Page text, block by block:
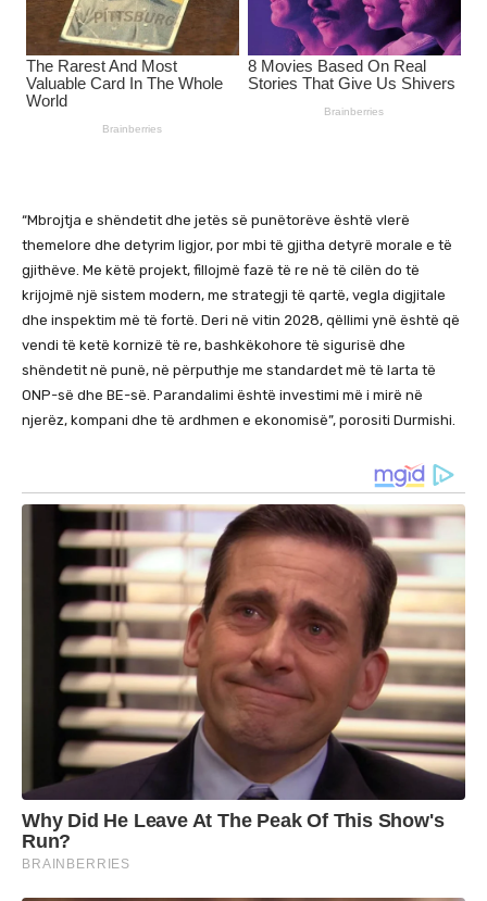
“Mbrojtja e shëndetit dhe jetës së punëtorëve është vlerë
themelore dhe detyrim ligjor, por mbi të gjitha detyrë morale e të
gjithëve. Me këtë projekt, fillojmë fazë të re në të cilën do të
krijojmë një sistem modern, me strategji të qartë, vegla digjitale
dhe inspektim më të fortë. Deri në vitin 2028, qëllimi ynë është që
vendi të ketë kornizë të re, bashkëkohore të sigurisë dhe
shëndetit në punë, në përputhje me standardet më të larta të
ONP-së dhe BE-së. Parandalimi është investimi më i mirë në
njerëz, kompani dhe të ardhmen e ekonomisë”, porositi Durmishi.